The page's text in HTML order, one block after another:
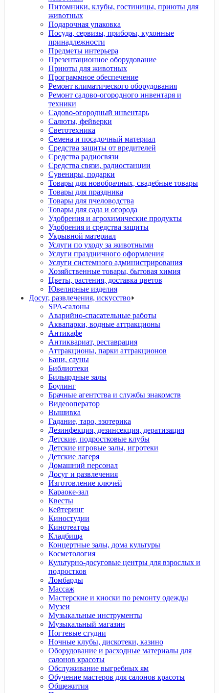
Питомники, клубы, гостиницы, приюты для
животных
Подарочная упаковка
Посуда, сервизы, приборы, кухонные
принадлежности
Предметы интерьера
Презентационное оборудование
Приюты для животных
Программное обеспечение
Ремонт климатического оборудования
Ремонт садово-огородного инвентаря и
техники
Садово-огородный инвентарь
Салюты, фейверки
Светотехника
Семена и посадочный материал
Средства защиты от вредителей
Средства радиосвязи
Средства связи, радиостанции
Сувениры, подарки
Товары для новобрачных, свадебные товары
Товары для праздника
Товары для пчеловодства
Товары для сада и огорода
Удобрения и агрохимические продукты
Удобрения и средства защиты
Укрывной материал
Услуги по уходу за животными
Услуги праздничного оформления
Услуги системного администрирования
Хозяйственные товары, бытовая химия
Цветы, растения, доставка цветов
Ювелирные изделия
Досуг, развлечения, искусство
SPA-салоны
Аварийно-спасательные работы
Аквапарки, водные аттракционы
Антикафе
Антиквариат, реставрация
Аттракционы, парки аттракционов
Бани, сауны
Библиотеки
Бильярдные залы
Боулинг
Брачные агентства и службы знакомств
Видеооператор
Вышивка
Гадание, таро, эзотерика
Дeзинфекция, дeзинсекция, дератизация
Детские, подростковые клубы
Детские игровые залы, игротеки
Детские лагеря
Домашний персонал
Досуг и развлечения
Изготовление ключей
Караоке-зал
Квесты
Кейтеринг
Киностудии
Кинотеатры
Кладбища
Концертные залы, дома культуры
Косметология
Культурно-досуговые центры для взрослых и
подростков
Ломбарды
Массаж
Мастерские и киоски по ремонту одежды
Музеи
Музыкальные инструменты
Музыкальный магазин
Ногтевые студии
Ночные клубы, дискотеки, казино
Оборудование и расходные материалы для
салонов красоты
Обслуживание выгребных ям
Обучение мастеров для салонов красоты
Общежития